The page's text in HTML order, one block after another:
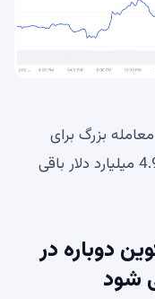
دلار یک معامله بزرگ برای
SHIB است. تا زمانی که این پایه بالای 4.9 میلیارد دلار باقی
کوین دوباره در
شود